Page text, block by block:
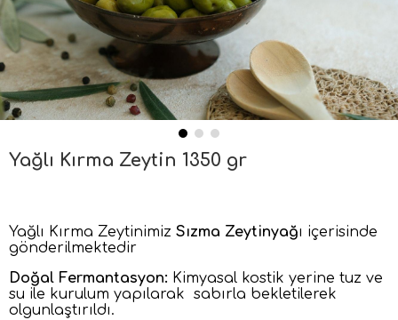
Yağlı Kırma Zeytin 1350 gr
Yağlı Kırma Zeytinimiz Sızma Zeytinyağı içerisinde
gönderilmektedir
Doğal Fermantasyon: Kimyasal kostik yerine tuz ve
su ile kurulum yapılarak sabırla bekletilerek
olgunlaştırıldı.